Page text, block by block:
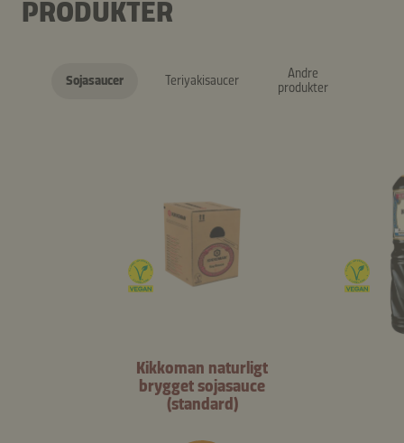
PRODUKTER
Sojasaucer Teriyakisaucer
Andre
produkter
Kikkoman naturligt
brygget sojasauce
(standard)